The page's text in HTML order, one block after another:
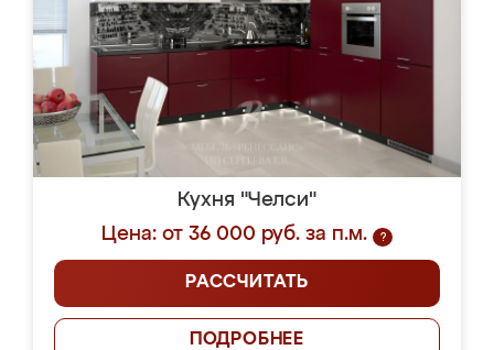
Кухня "Челси"
Цена: от 36 000 руб. за п.м.
?
РАССЧИТАТЬ
ПОДРОБНЕЕ